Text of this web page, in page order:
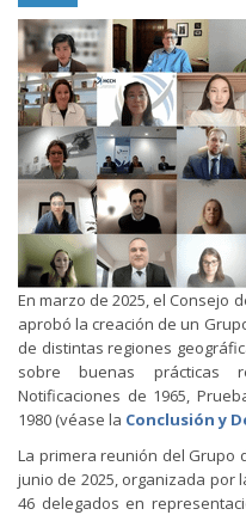
En marzo de 2025, el Consejo
aprobó la creación de un
de distintas regiones
sobre buenas prácticas
Notificaciones de 1965,
1980 (véase la Conclusión y
La primera reunión del Grupo
junio de 2025, organizada por
46 delegados en